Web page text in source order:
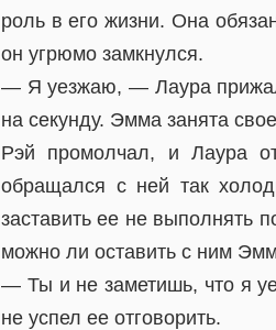
роль в его жизни. Она
он угрюмо замкнулся.
— Я уезжаю, — Лаура
на секунду. Эмма занята
Рэй промолчал, и Лаура
обращался с ней так
заставить ее не выполнять
можно ли оставить с ним
— Ты и не заметишь, что я
не успел ее отговорить.